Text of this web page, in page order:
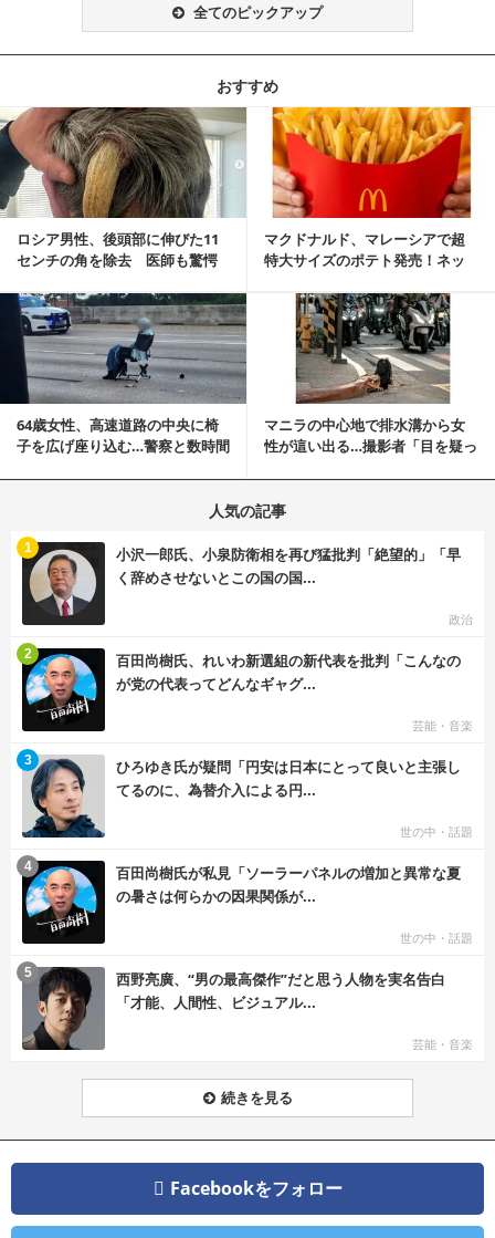
全てのピックアップ
おすすめ
ロシア男性、後頭部に伸びた11
センチの角を除去 医師も驚愕
マクドナルド、マレーシアで超
特大サイズのポテト発売！ネッ
記事を読む
64歳女性、高速道路の中央に椅
子を広げ座り込む…警察と数時間
マニラの中心地で排水溝から女
性が這い出る…撮影者「目を疑っ
記事を読む
人気の記事
小沢一郎氏、小泉防衛相を再び猛批判「絶望的」「早
く辞めさせないとこの国の国...
政治
1
百田尚樹氏、れいわ新選組の新代表を批判「こんなの
が党の代表ってどんなギャグ...
芸能・音楽
2
ひろゆき氏が疑問「円安は日本にとって良いと主張し
てるのに、為替介入による円...
世の中・話題
3
百田尚樹氏が私見「ソーラーパネルの増加と異常な夏
の暑さは何らかの因果関係が...
世の中・話題
4
西野亮廣、“男の最高傑作”だと思う人物を実名告白
「才能、人間性、ビジュアル...
芸能・音楽
5
続きを見る
Facebookをフォロー